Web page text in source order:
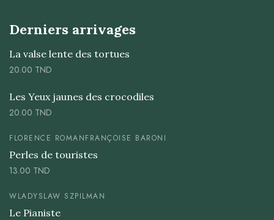
Derniers arrivages
La valse lente des tortues
20.00 TND
Les Yeux jaunes des crocodiles
20.00 TND
FLORENCE ROMANFRANÇOISE BARONI
Perles de touristes
13.00 TND
WLADYSLAW SZPILMAN
Le Pianiste